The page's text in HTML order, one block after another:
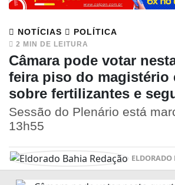
NOTÍCIAS POLÍTICA
2 MIN DE LEITURA
Câmara pode votar
feira piso do magistério
sobre fertilizantes e
Sessão do Plenário está
13h55